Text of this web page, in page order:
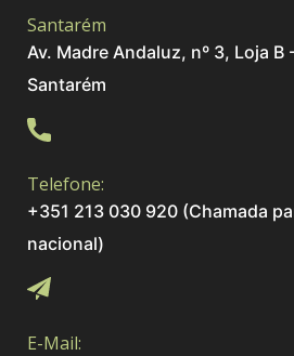
Santarém
Av. Madre Andaluz, nº 3, Loja
Santarém
Telefone:
+351 213 030 920 (Chamada
nacional)
E-Mail: